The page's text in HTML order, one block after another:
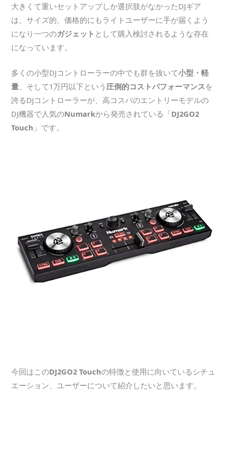
大きくて重いセットアップしか選択肢がなかったDJギア
は、サイズ的、価格的にもライトユーザーに手が届くよう
になり一つのガジェット として購入検討されるような存在
になっています。
多くの小型DJコントローラーの中でも群を抜いて小型・軽
量、そして1万円以下という圧倒的コストパフォーマンスを
誇るDJコントローラーが、高コスパのエントリーモデルの
DJ機器で人気のNumarkから発売されている「DJ2GO2
Touch 」です。
今回はこのDJ2GO2 Touchの特徴と使用に向いているシチュ
エーション、ユーザーについて紹介したいと思います。